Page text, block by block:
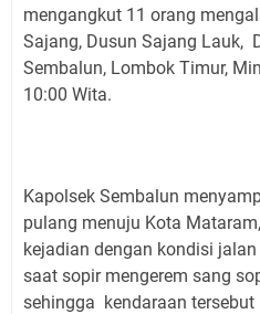
mengangkut 11 orang
Sajang, Dusun Sajang Lauk,
Sembalun, Lombok Timur,
10:00 Wita.
Kapolsek Sembalun
pulang menuju Kota
kejadian dengan kondisi
saat sopir mengerem sang
sehingga kendaraan